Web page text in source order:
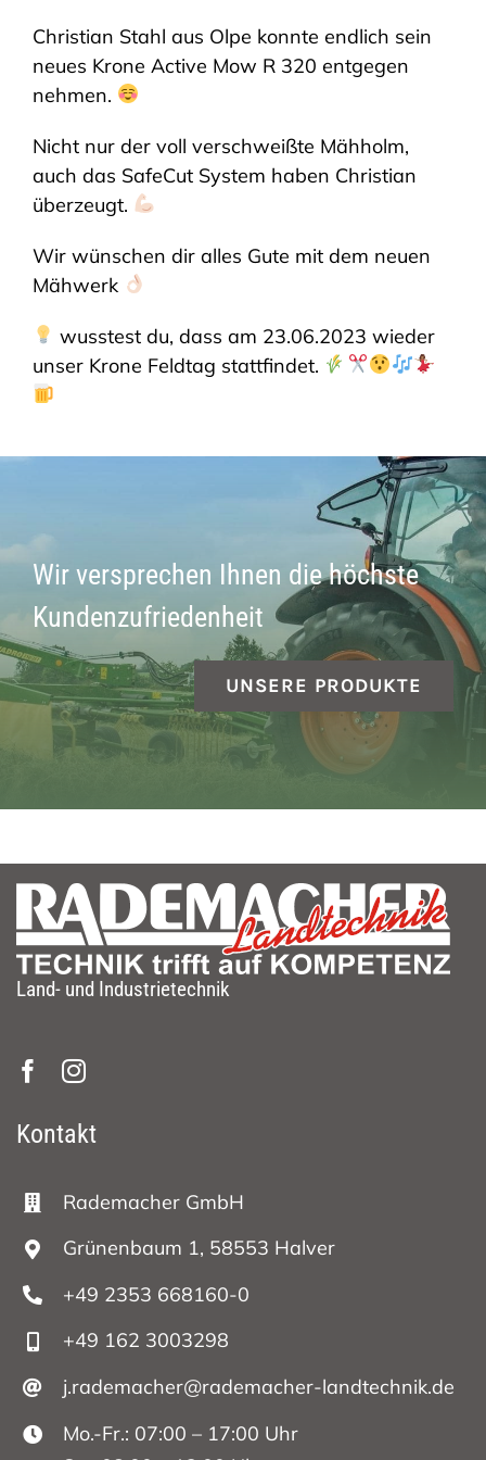
SHOP
Christian Stahl aus Olpe konnte endlich sein
neues Krone Active Mow R 320 entgegen
nehmen.
Nicht nur der voll verschweißte Mähholm,
auch das SafeCut System haben Christian
überzeugt.
Wir wünschen dir alles Gute mit dem neuen
Mähwerk
wusstest du, dass am 23.06.2023 wieder
unser Krone Feldtag stattfindet.
Wir versprechen Ihnen die höchste
Kundenzufriedenheit
UNSERE PRODUKTE
Land- und Industrietechnik
Kontakt
Rademacher GmbH
Grünenbaum 1, 58553 Halver
+49 2353 668160-0
+49 162 3003298
j.rademacher@rademacher-landtechnik.de
Mo.-Fr.: 07:00 – 17:00 Uhr